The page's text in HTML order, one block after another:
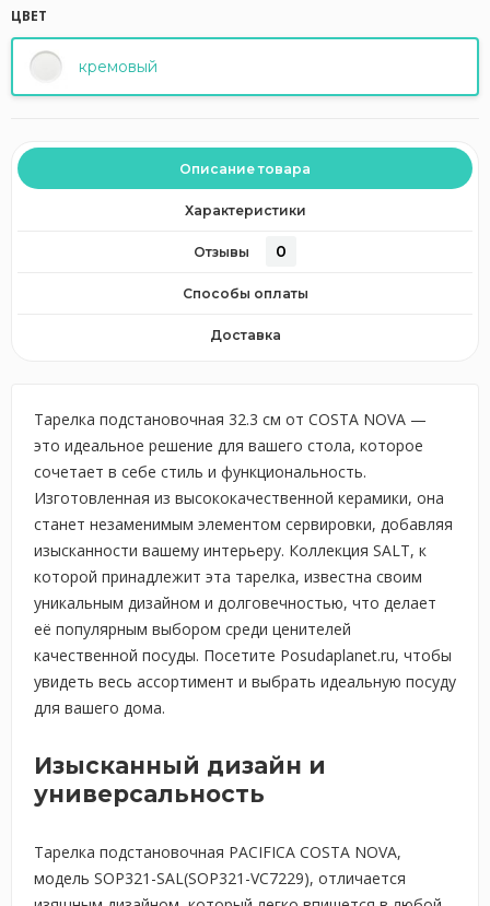
ЦВЕТ
кремовый
Описание товара
Характеристики
Отзывы 0
Способы оплаты
Доставка
Тарелка подстановочная 32.3 см от COSTA NOVA —
это идеальное решение для вашего стола, которое
сочетает в себе стиль и функциональность.
Изготовленная из высококачественной керамики, она
станет незаменимым элементом сервировки, добавляя
изысканности вашему интерьеру. Коллекция SALT, к
которой принадлежит эта тарелка, известна своим
уникальным дизайном и долговечностью, что делает
её популярным выбором среди ценителей
качественной посуды. Посетите Posudaplanet.ru, чтобы
увидеть весь ассортимент и выбрать идеальную посуду
для вашего дома.
Изысканный дизайн и
универсальность
Тарелка подстановочная PACIFICA COSTA NOVA,
модель SOP321-SAL(SOP321-VC7229), отличается